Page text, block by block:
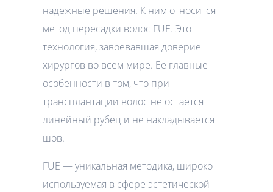
надежные решения. К ним относится
метод пересадки волос FUE. Это
технология, завоевавшая доверие
хирургов во всем мире. Ее главные
особенности в том, что при
трансплантации волос не остается
линейный рубец и не накладывается
шов.
FUE — уникальная методика, широко
используемая в сфере эстетической